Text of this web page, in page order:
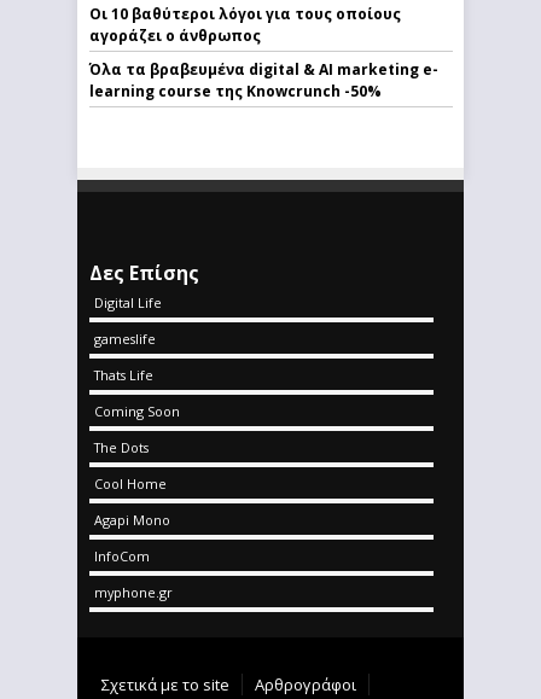
Οι 10 βαθύτεροι λόγοι για τους οποίους
αγοράζει ο άνθρωπος
Όλα τα βραβευμένα digital & AI marketing e-
learning course της Knowcrunch -50%
Δες Επίσης
Digital Life
gameslife
Thats Life
Coming Soon
The Dots
Cool Home
Agapi Mono
InfoCom
myphone.gr
Σχετικά με το site
Αρθρογράφοι